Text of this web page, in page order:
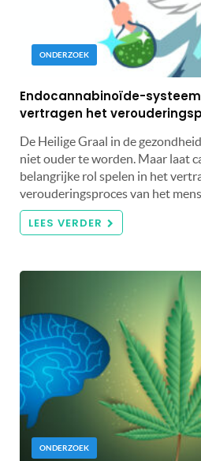
ONDERZOEK
Endocannabinoïde-
vertragen het
De Heilige Graal in de
niet ouder te worden. Maar laat
belangrijke rol spelen in het
verouderingsproces van het
LEES VERDER
ONDERZOEK